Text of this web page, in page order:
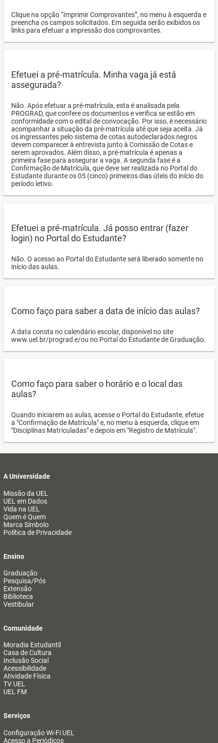
Clique na opção “Imprimir Comprovantes”, no menu à esquerda e
preencha os campos solicitados. Em seguida serão exibidos os
links para efetuar a impressão dos comprovantes.
Efetuei a pré-matrícula. Minha vaga já está
assegurada?
Não. Após efetuar a pré-matrícula, esta é analisada pela
PROGRAD, que confere os documentos e verifica se estão em
conformidade com o edital de convocação. Por isso, é necessário
acompanhar a situação da pré-matrícula até que seja aceita. Já
os ingressantes pelo sistema de cotas autodeclarados negros
devem comparecer à entrevista junto à Comissão de Cotas e
serem aprovados. Além disso, a pré-matrícula é apenas a
primeira fase para assegurar a vaga. A segunda fase é a
Confirmação de Matrícula, que deve ser realizada no Portal do
Estudante durante os 05 (cinco) primeiros dias úteis do início do
período letivo.
Efetuei a pré-matrícula. Já posso entrar (fazer
login) no Portal do Estudante?
Não. O acesso ao Portal do Estudante será liberado somente no
início das aulas.
Como faço para saber a data de início das aulas?
A data consta no calendário escolar, disponível no site
www.uel.br/prograd e/ou no Portal do Estudante de Graduação.
Como faço para saber o horário e o local das
aulas?
Quando iniciarem as aulas, acesse o Portal do Estudante, efetue
a "Confirmação de Matrícula" e, no menu à esquerda, clique em
"Disciplinas Matriculadas" e depois em "Registro de Matrícula".
A Universidade
Missão da UEL
UEL em Dados
Vida na UEL
Quem é Quem
Marca Símbolo
Política de Privacidade
Ensino
Graduação
Pesquisa/Pós
Extensão
Biblioteca
Vestibular
Comunidade
Moradia Estudantil
Casa de Cultura
Inclusão Social
Acessibilidade
Atividade Física
TV UEL
UEL FM
Serviços
Configuração Wi-Fi UEL
Acesso a Periódicos